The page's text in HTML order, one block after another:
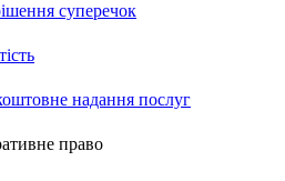
суперечок
надання послуг
право